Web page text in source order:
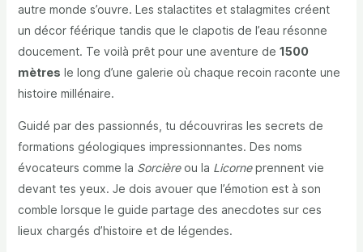
autre monde s’ouvre. Les stalactites et stalagmites créent
un décor féérique tandis que le clapotis de l’eau résonne
doucement. Te voilà prêt pour une aventure de 1500
mètres le long d’une galerie où chaque recoin raconte une
histoire millénaire.
Guidé par des passionnés, tu découvriras les secrets de
formations géologiques impressionnantes. Des noms
évocateurs comme la Sorcièreou la Licorneprennent vie
devant tes yeux. Je dois avouer que l’émotion est à son
comble lorsque le guide partage des anecdotes sur ces
lieux chargés d’histoire et de légendes.